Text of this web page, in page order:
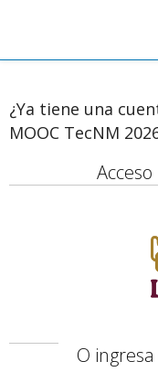
¿Ya tiene una
MOOC TecNM
O